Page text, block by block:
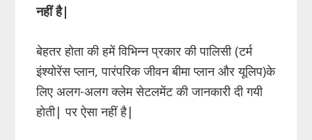
नहीं है|
बेहतर होता की हमें विभिन्न प्रकार की पालिसी (टर्म
इंश्योरेंस प्लान, पारंपरिक जीवन बीमा प्लान और यूलिप)के
लिए अलग-अलग क्लेम सेटलमेंट की जानकारी दी गयी
होती| पर ऐसा नहीं है|